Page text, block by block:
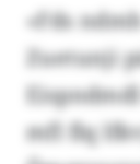
«Fds
Zuetunji
mfl flq